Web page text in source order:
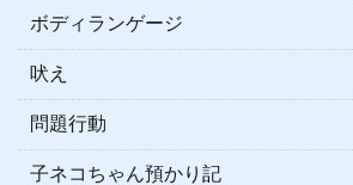
ボディランゲージ
吠え
問題行動
子ネコちゃん預かり記